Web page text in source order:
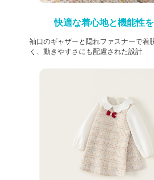
快適な着心地と機能性
袖口のギャザーと隠れファスナーで着
く、動きやすさにも配慮された設計